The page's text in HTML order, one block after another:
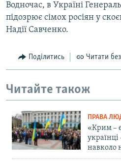
Водночас, в Україні
підозрює сімох росіян у
Надії Савченко.
Поділитись Читати
Читайте також
ПРАВА
«Крим –
українці
навколо